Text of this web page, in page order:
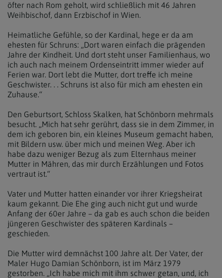
öfter nach Rom geholt, wird schließlich mit 46 Jahren
Weihbischof, dann Erzbischof in Wien.
Heimatliche Gefühle, so der Kardinal, hege er da am
ehesten für Schruns: „Dort waren einfach die prägenden
Jahre der Kindheit. Und dort steht unser Familienhaus, wo
ich auch nach meinem Ordenseintritt immer wieder auf
Ferien war. Dort lebt die Mutter, dort treffe ich meine
Geschwister. . . Schruns ist also für mich am ehesten ein
Zuhause.“
Den Geburtsort, Schloss Skalken, hat Schönborn mehrmals
besucht. „Mich hat sehr gerührt, dass sie in dem Zimmer, in
dem ich geboren bin, ein kleines Museum gemacht haben,
mit Bildern usw. über mich und meinen Weg. Aber ich
habe dazu weniger Bezug als zum Elternhaus meiner
Mutter in Mähren, das mir durch Erzählungen und Fotos
vertraut ist.“
Vater und Mutter hatten einander vor ihrer Kriegsheirat
kaum gekannt. Die Ehe ging auch nicht gut und wurde
Anfang der 60er Jahre – da gab es auch schon die beiden
jüngeren Geschwister des späteren Kardinals –
geschieden.
Die Mutter wird demnächst 100 Jahre alt. Der Vater, der
Maler Hugo Damian Schönborn, ist im März 1979
gestorben. „Ich habe mich mit ihm schwer getan, und, ich